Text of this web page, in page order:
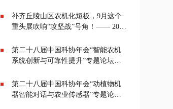
补齐丘陵山区农机化短板，9月这个
重头展吹响“攻坚战”号角！—— 2026
—22日在成都举办
第二十八届中国科协年会“智能农机
系统创新与可靠性提升”专题论坛在
第二十八届中国科协年会“动植物机
器智能对话与农业传感器”专题论坛